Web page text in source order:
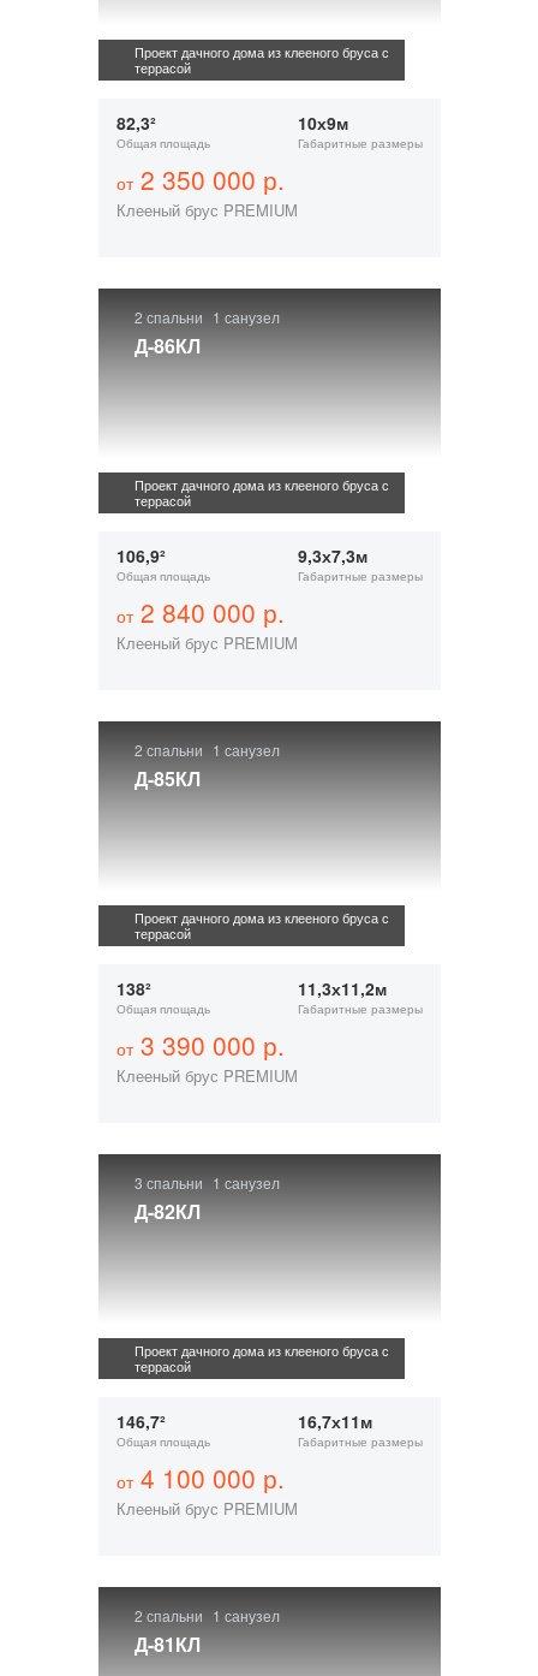
Проект дачного дома из клееного бруса с
террасой
82,3²
Общая площадь
10х9м
Габаритные размеры
от2 350 000 р.
Клееный брус PREMIUM
2 спальни 1 санузел
Д-86КЛ
Проект дачного дома из клееного бруса с
террасой
106,9²
Общая площадь
9,3х7,3м
Габаритные размеры
от2 840 000 р.
Клееный брус PREMIUM
2 спальни 1 санузел
Д-85КЛ
Проект дачного дома из клееного бруса с
террасой
138²
Общая площадь
11,3х11,2м
Габаритные размеры
от3 390 000 р.
Клееный брус PREMIUM
3 спальни 1 санузел
Д-82КЛ
Проект дачного дома из клееного бруса с
террасой
146,7²
Общая площадь
16,7х11м
Габаритные размеры
от4 100 000 р.
Клееный брус PREMIUM
2 спальни 1 санузел
Д-81КЛ